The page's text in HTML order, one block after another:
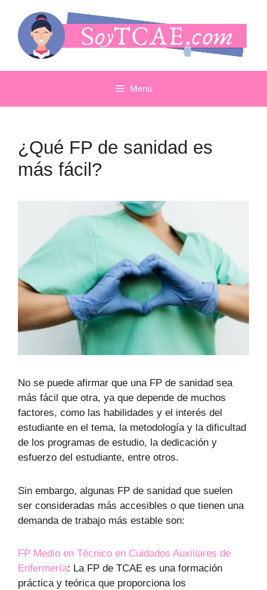
contenido
Menú
¿Qué FP de sanidad es
más fácil?
No se puede afirmar que una FP de sanidad sea
más fácil que otra, ya que depende de muchos
factores, como las habilidades y el interés del
estudiante en el tema, la metodología y la dificultad
de los programas de estudio, la dedicación y
esfuerzo del estudiante, entre otros.
Sin embargo, algunas FP de sanidad que suelen
ser consideradas más accesibles o que tienen una
demanda de trabajo más estable son:
FP Medio en Técnico en Cuidados Auxiliares de
Enfermería: La FP de TCAE es una formación
práctica y teórica que proporciona los